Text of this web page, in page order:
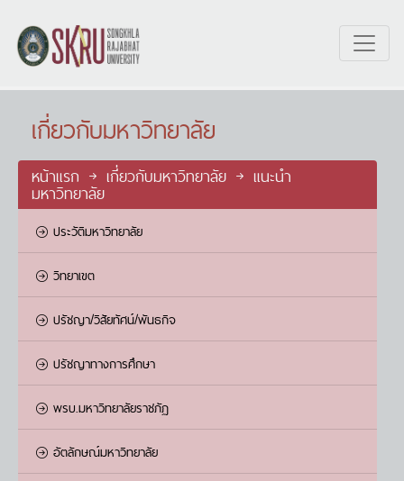
เกี่ยวกับมหาวิทยาลัย
หน้าแรก เกี่ยวกับมหาวิทยาลัย แนะนำ
มหาวิทยาลัย
ประวัติมหาวิทยาลัย
วิทยาเขต
ปรัชญา/วิสัยทัศน์/พันธกิจ
ปรัชญาทางการศึกษา
พรบ.มหาวิทยาลัยราชภัฏ
อัตลักษณ์มหาวิทยาลัย